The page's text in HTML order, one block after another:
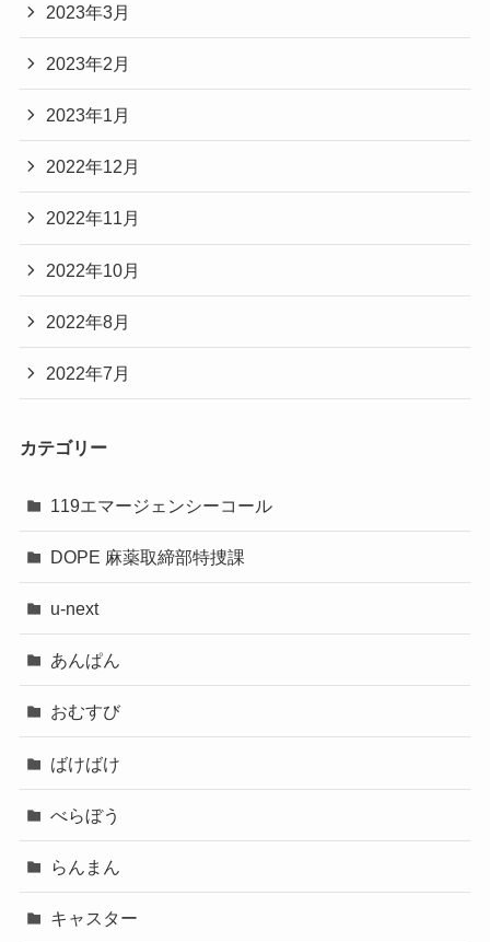
2023年3月
2023年2月
2023年1月
2022年12月
2022年11月
2022年10月
2022年8月
2022年7月
カテゴリー
119エマージェンシーコール
DOPE 麻薬取締部特捜課
u-next
あんぱん
おむすび
ばけばけ
べらぼう
らんまん
キャスター